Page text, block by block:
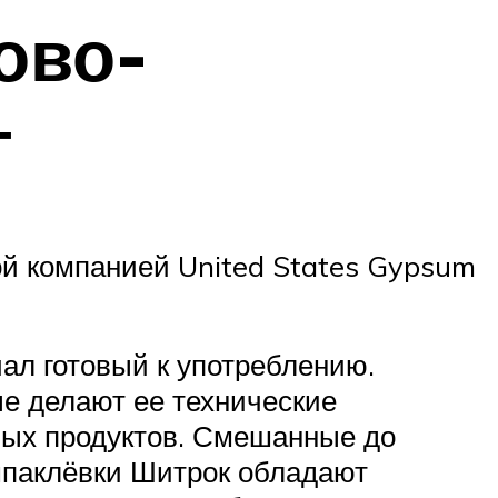
компанией United States Gypsum
готовый к употреблению.
делают ее технические
продуктов. Смешанные до
Шитрок обладают